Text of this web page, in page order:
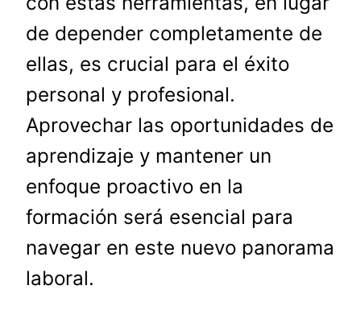
de depender completamente de
ellas, es crucial para el éxito
personal y profesional.
Aprovechar las oportunidades de
aprendizaje y mantener un
enfoque proactivo en la
formación será esencial para
navegar en este nuevo panorama
laboral.